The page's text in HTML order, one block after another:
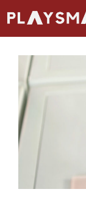
au
contenu